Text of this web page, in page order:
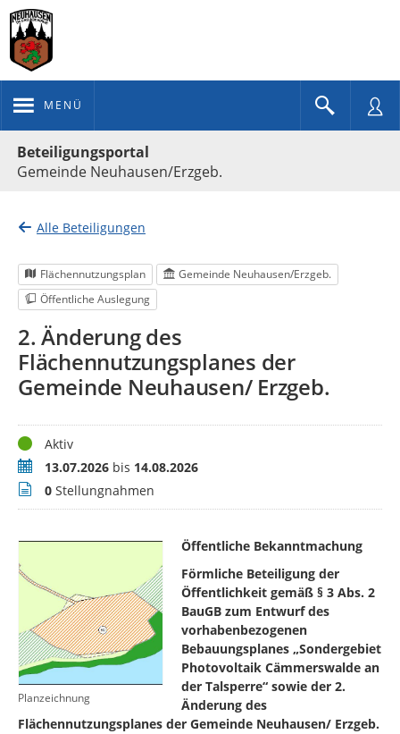
MENÜ
Beteiligungsportal
Gemeinde Neuhausen/Erzgeb.
Alle Beteiligungen
Flächennutzungsplan
Gemeinde Neuhausen/Erzgeb.
Öffentliche Auslegung
2. Änderung des
Flächennutzungsplanes der
Gemeinde Neuhausen/ Erzgeb.
StatusAktiv
Zeitraum13.07.2026 bis 14.08.2026
Stellungnahmen
0 Stellungnahmen
Planzeichnung
Öffentliche Bekanntmachung
Förmliche Beteiligung der
Öffentlichkeit gemäß § 3 Abs. 2
BauGB zum Entwurf des
vorhabenbezogenen
Bebauungsplanes „Sondergebiet
Photovoltaik Cämmerswalde an
der Talsperre“ sowie der 2.
Änderung des
Flächennutzungsplanes der Gemeinde Neuhausen/ Erzgeb.